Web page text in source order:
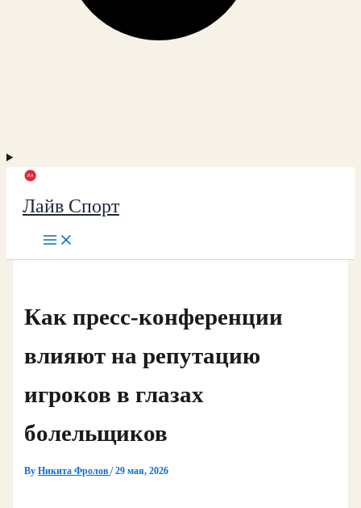
Лайв Спорт
Как пресс-конференции
влияют на репутацию
игроков в глазах
болельщиков
ByНикита Фролов/29 мая, 2026